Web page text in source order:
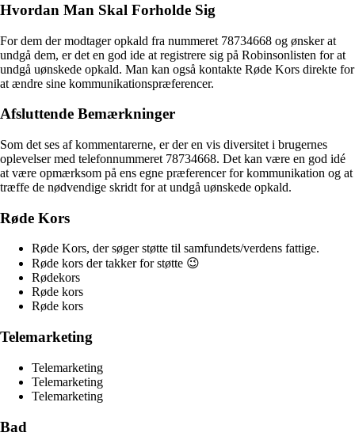
Hvordan Man Skal Forholde Sig
For dem der modtager opkald fra nummeret 78734668 og ønsker at
undgå dem, er det en god ide at registrere sig på Robinsonlisten for at
undgå uønskede opkald. Man kan også kontakte Røde Kors direkte for
at ændre sine kommunikationspræferencer.
Afsluttende Bemærkninger
Som det ses af kommentarerne, er der en vis diversitet i brugernes
oplevelser med telefonnummeret 78734668. Det kan være en god idé
at være opmærksom på ens egne præferencer for kommunikation og at
træffe de nødvendige skridt for at undgå uønskede opkald.
Røde Kors
Røde Kors, der søger støtte til samfundets/verdens fattige.
Røde kors der takker for støtte 😉
Rødekors
Røde kors
Røde kors
Telemarketing
Telemarketing
Telemarketing
Telemarketing
Bad